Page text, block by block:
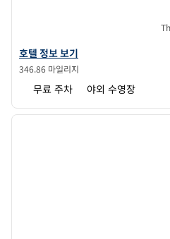
Numo Ierapetra Beach Resort
호텔 정보 보기
346.86 마일리지
무료 주차 야외 수영장
1/11
이전 이미지